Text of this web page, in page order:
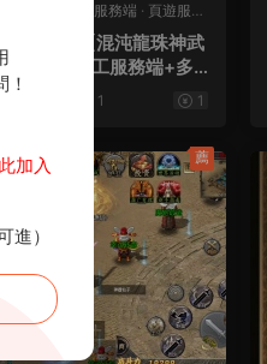
手遊服務端 · 頁遊服務
H5遊戲【混沌龍珠神武
】Linux手工服務端+多
授權後台+視頻架設教程
1 1
薦
加入
進）